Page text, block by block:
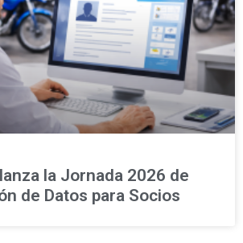
la Jornada 2026 de
de Datos para Socios